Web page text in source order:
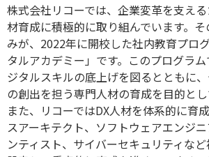
株式会社リコーでは、企業変革を支え
材育成に積極的に取り組んでいます。
みが、 2022年に開校した社内教育プロ
タルアカデミー」です。このプログラ
ジタルスキルの底上げを図るとともに
の創出を担う専門人材の育成を目的とし
また、リコーではDX人材を体系的に育
スアーキテクト、ソフトウェアエンジ
ンティスト、サイバーセキュリティな